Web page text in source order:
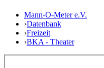
Mann-O-Meter e.V.
›Datenbank
›Freizeit
›BKA - Theater